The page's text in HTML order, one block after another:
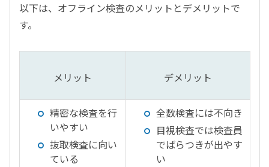
以下は、オフライン検査のメリットとデメリットで
す。
メリット デメリット
精密な検査を行
いやすい
抜取検査に向い
ている
全数検査には不向き
目視検査では検査員
でばらつきが出やす
い